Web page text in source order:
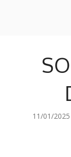
11/01/2025